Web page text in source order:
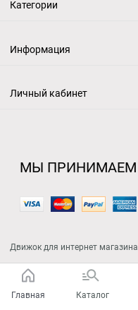
Категории
Информация
Личный кабинет
МЫ ПРИНИМАЕМ
Движок для интернет магазина
Главная Каталог